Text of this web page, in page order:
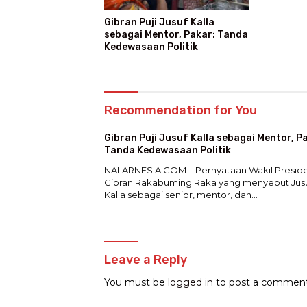
Gibran Puji Jusuf Kalla
sebagai Mentor, Pakar: Tanda
Kedewasaan Politik
Recommendation for You
Gibran Puji Jusuf Kalla sebagai Mentor,
Tanda Kedewasaan Politik
NALARNESIA.COM – Pernyataan Wakil
Gibran Rakabuming Raka yang menyebut
Kalla sebagai senior, mentor, dan…
Leave a Reply
You must be logged in to post a